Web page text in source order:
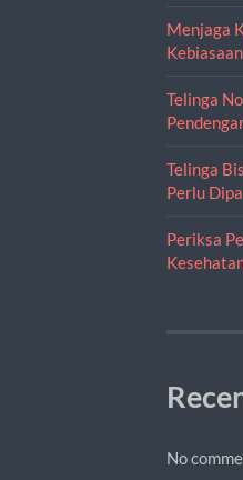
Menjaga
Telinga
Telinga
Perlu
Periksa
No